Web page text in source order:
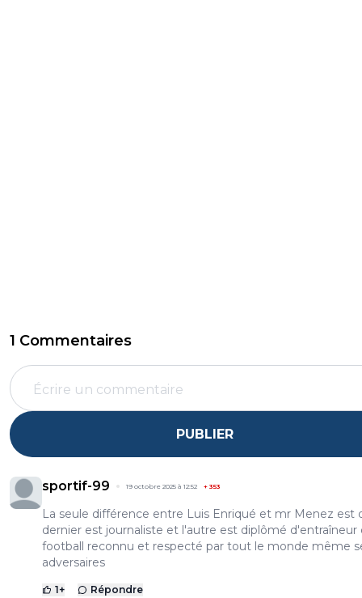
1 Commentaires
PUBLIER
sportif-99 19 octobre 2025 à 12:52 + 353
La seule différence entre Luis Enriqué et mr Menez est
dernier est journaliste et l'autre est diplômé d'entraîneur
football reconnu et respecté par tout le monde même
adversaires
1+ Répondre